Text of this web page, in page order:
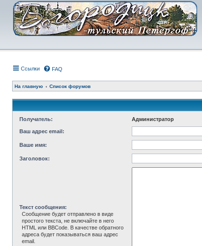
Ссылки FAQ
На главную Список форумов
Получатель: Администратор
Ваш адрес email:
Ваше имя:
Заголовок:
Текст сообщения:
Сообщение будет отправлено в виде
простого текста, не включайте в него
HTML или BBCode. В качестве обратного
адреса будет показываться ваш адрес
email.